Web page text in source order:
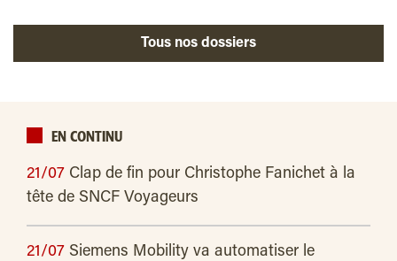
Tous nos dossiers
EN CONTINU
21/07 Clap de fin pour Christophe Fanichet à la
tête de SNCF Voyageurs
21/07 Siemens Mobility va automatiser le